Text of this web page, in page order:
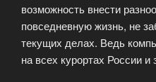
возможность внести
повседневную жизнь, не
текущих делах. Ведь
на всех курортах России и